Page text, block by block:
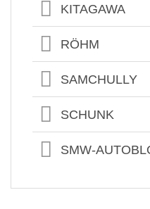
KITAGAWA
RÖHM
SAMCHULLY
SCHUNK
SMW-